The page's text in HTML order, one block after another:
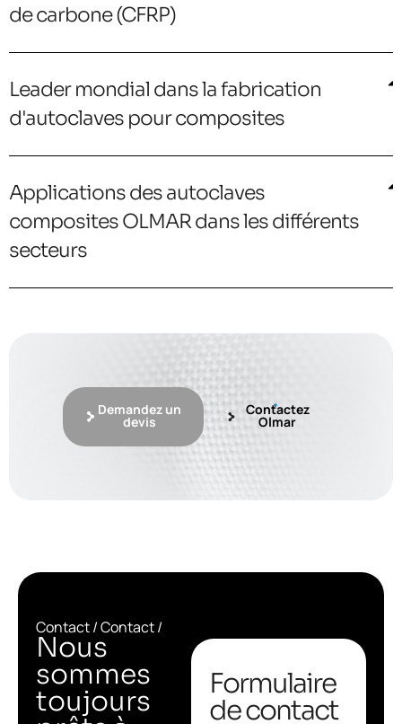
de carbone (CFRP)
Leader mondial dans la fabrication
d'autoclaves pour composites
Applications des autoclaves
composites OLMAR dans les différents
secteurs
Demandez un
devis
Contactez
Olmar
Contact / Contact /
Nous
sommes
toujours
Formulaire
de contact